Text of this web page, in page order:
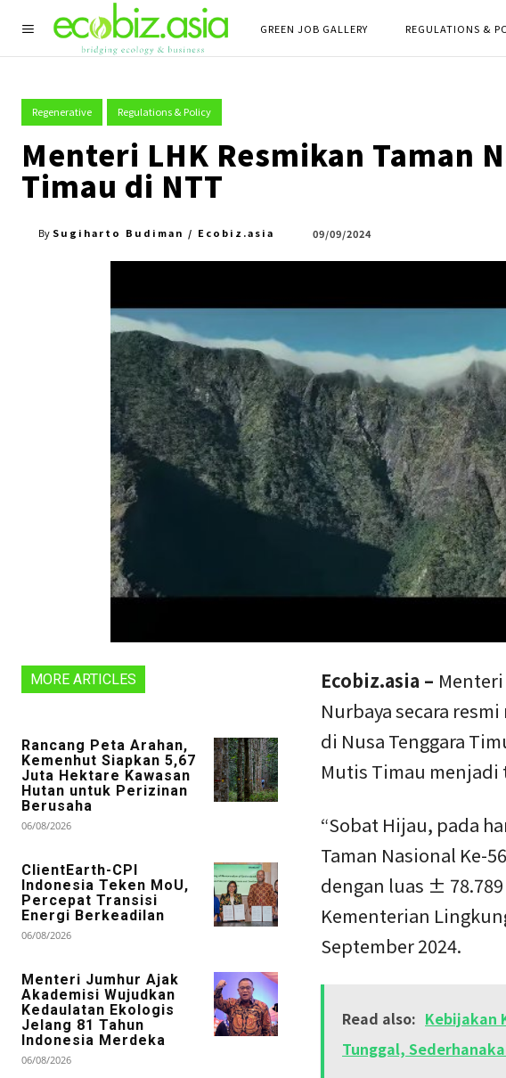
GREEN JOB GALLERY REGULATIONS &
Regenerative Regulations & Policy
Menteri LHK Resmikan Taman
Timau di NTT
By Sugiharto Budiman / Ecobiz.asia 09/09/2024
MORE ARTICLES
Rancang Peta Arahan,
Kemenhut Siapkan 5,67
Juta Hektare Kawasan
Hutan untuk Perizinan
Berusaha
06/08/2026
ClientEarth-CPI
Indonesia Teken MoU,
Percepat Transisi
Energi Berkeadilan
06/08/2026
Menteri Jumhur Ajak
Akademisi Wujudkan
Kedaulatan Ekologis
Jelang 81 Tahun
Indonesia Merdeka
06/08/2026
Ecobiz.asia –
Nurbaya secara
di Nusa Tenggara
Mutis Timau menjadi
“Sobat Hijau, pada
Taman Nasional Ke-
dengan luas ±
Kementerian
September 2024.
Read also: Kebijakan
Tunggal,